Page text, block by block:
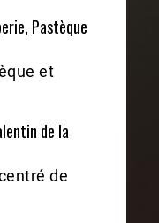
Pastèque
et
de la
de